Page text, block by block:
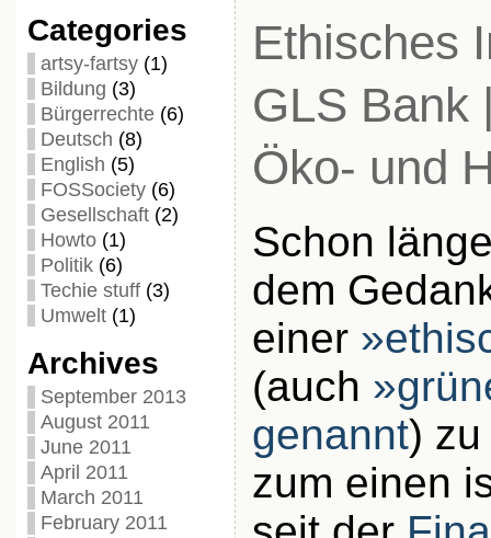
Categories
artsy-fartsy (1)
Bildung (3)
Bürgerrechte (6)
Deutsch (8)
English (5)
FOSSociety (6)
Gesellschaft (2)
Howto (1)
Politik (6)
Techie stuff (3)
Umwelt (1)
Archives
September 2013
August 2011
June 2011
April 2011
March 2011
February 2011
Ethisches
GLS Bank
Öko- und
Schon
dem
einer
(auch
genannt)
zum einen